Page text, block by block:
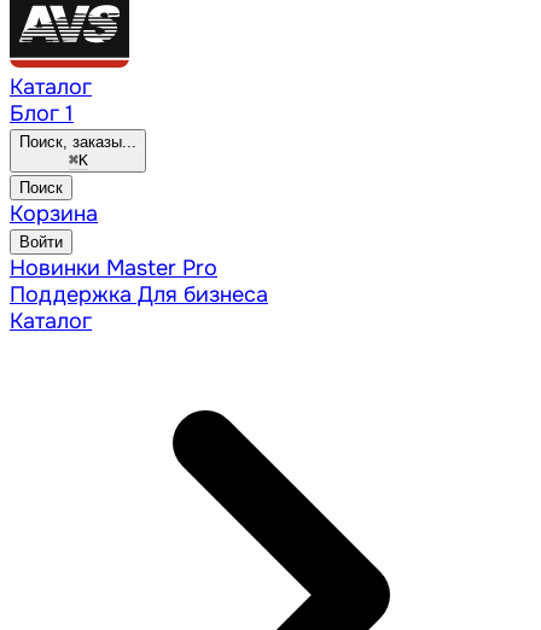
Каталог
Блог 1
Поиск, заказы...
⌘K
Поиск
Корзина
Войти
Новинки Master Pro
Поддержка Для бизнеса
Каталог